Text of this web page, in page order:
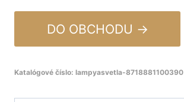
DO OBCHODU →
Katalógové číslo: lampyasvetla-8718881100390